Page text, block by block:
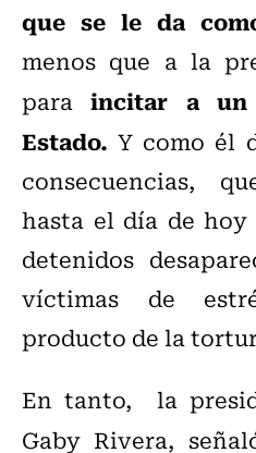
que se le da
menos que a la
paraincitar a un
Estado. Y como él
consecuencias,
hasta el día de hoy
detenidos
víctimas de
producto de la
En tanto,
la
Gaby Rivera,